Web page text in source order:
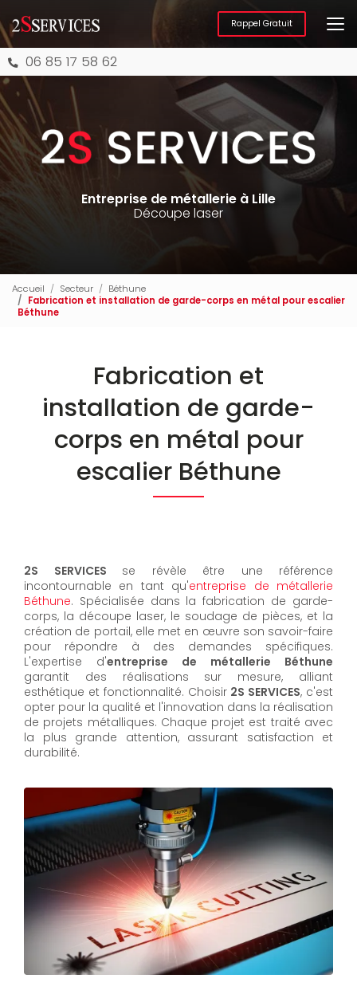
au
contenu
principal06 85 17 58 62
Rappel Gratuit
Entreprise de métallerie à Lille
Découpe laser
Accueil Secteur
Béthune
Fabrication et installation de garde-corps en métal pour escalier
Béthune
Fabrication et
installation de garde-
corps en métal pour
escalier Béthune
2S SERVICES se révèle être une référence
incontournable en tant qu'entreprise de métallerie
Béthune. Spécialisée dans la fabrication de garde-
corps, la découpe laser, le soudage de pièces, et la
création de portail, elle met en œuvre son savoir-faire
pour répondre à des demandes spécifiques.
L'expertise d'entreprise de métallerie Béthune
garantit des réalisations sur mesure, alliant
esthétique et fonctionnalité. Choisir 2S SERVICES, c'est
opter pour la qualité et l'innovation dans la réalisation
de projets métalliques. Chaque projet est traité avec
la plus grande attention, assurant satisfaction et
durabilité.